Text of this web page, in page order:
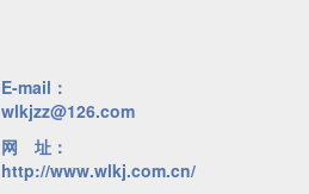
E-mail：
wlkjzz@126.com
网 址：
http://www.wlkj.com.cn/